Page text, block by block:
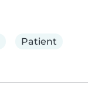
Patient